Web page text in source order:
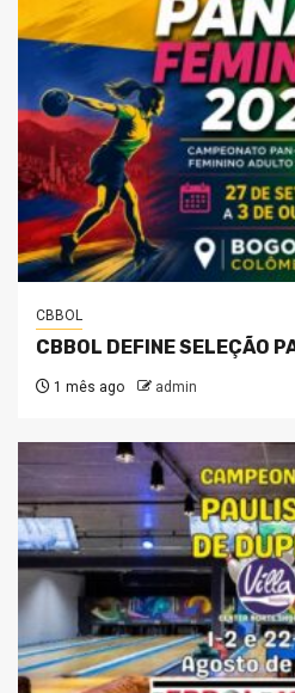
CBBOL
CBBOL DEFINE SELEÇÃO
1 mês ago admin